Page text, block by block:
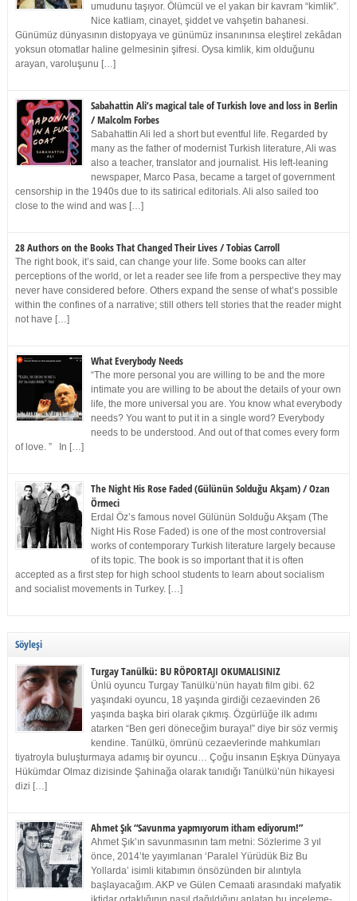
umudunu taşıyor. Ölümcül ve el yakan bir kavram “kimlik”.
Nice katliam, cinayet, şiddet ve vahşetin bahanesi.
Günümüz dünyasının distopyaya ve günümüz insanınınsa eleştirel zekâdan
yoksun otomatlar haline gelmesinin şifresi. Oysa kimlik, kim olduğunu
arayan, varoluşunu […]
Sabahattin Ali’s magical tale of Turkish love and loss in Berlin
/ Malcolm Forbes
Sabahattin Ali led a short but eventful life. Regarded by
many as the father of modernist Turkish literature, Ali was
also a teacher, translator and journalist. His left-leaning
newspaper, Marco Pasa, became a target of government
censorship in the 1940s due to its satirical editorials. Ali also sailed too
close to the wind and was […]
28 Authors on the Books That Changed Their Lives / Tobias Carroll
The right book, it’s said, can change your life. Some books can alter
perceptions of the world, or let a reader see life from a perspective they may
never have considered before. Others expand the sense of what’s possible
within the confines of a narrative; still others tell stories that the reader might
not have […]
What Everybody Needs
“The more personal you are willing to be and the more
intimate you are willing to be about the details of your own
life, the more universal you are. You know what everybody
needs? You want to put it in a single word? Everybody
needs to be understood. And out of that comes every form
of love. ” In […]
The Night His Rose Faded (Gülünün Solduğu Akşam) / Ozan
Örmeci
Erdal Öz’s famous novel Gülünün Solduğu Akşam (The
Night His Rose Faded) is one of the most controversial
works of contemporary Turkish literature largely because
of its topic. The book is so important that it is often
accepted as a first step for high school students to learn about socialism
and socialist movements in Turkey. […]
Söyleşi
Turgay Tanülkü: BU RÖPORTAJI OKUMALISINIZ
Ünlü oyuncu Turgay Tanülkü’nün hayatı film gibi. 62
yaşındaki oyuncu, 18 yaşında girdiği cezaevinden 26
yaşında başka biri olarak çıkmış. Özgürlüğe ilk adımı
atarken “Ben geri döneceğim buraya!” diye bir söz vermiş
kendine. Tanülkü, ömrünü cezaevlerinde mahkumları
tiyatroyla buluşturmaya adamış bir oyuncu… Çoğu insanın Eşkıya Dünyaya
Hükümdar Olmaz dizisinde Şahinağa olarak tanıdığı Tanülkü’nün hikayesi
dizi […]
Ahmet Şık “Savunma yapmıyorum itham ediyorum!”
Ahmet Şık’ın savunmasının tam metni: Sözlerime 3 yıl
önce, 2014’te yayımlanan ‘Paralel Yürüdük Biz Bu
Yollarda’ isimli kitabımın önsözünden bir alıntıyla
başlayacağım. AKP ve Gülen Cemaati arasındaki mafyatik